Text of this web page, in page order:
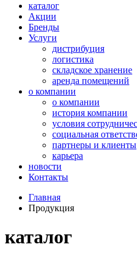
каталог
Акции
Бренды
Услуги
дистрибуция
логистика
складское хранение
аренда помещений
о компании
о компании
история компании
условия
социальная
партнеры и клиенты
карьера
новости
Контакты
Главная
Продукция
каталог